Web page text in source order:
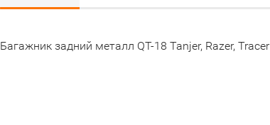
Багажник задний металл QT-18 Tanjer, Razer, Tracer